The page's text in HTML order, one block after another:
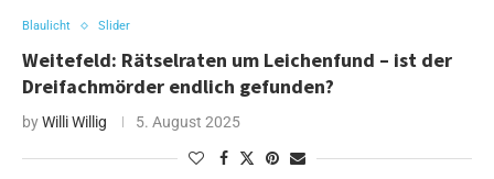
Blaulicht Slider
Weitefeld: Rätselraten um Leichenfund – ist der
Dreifachmörder endlich gefunden?
byWilli Willig 5. August 2025